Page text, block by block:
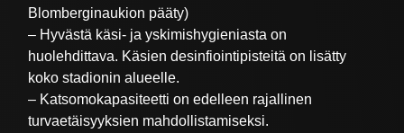
Blomberginaukion pääty)
– Hyvästä käsi- ja yskimishygieniasta on
huolehdittava. Käsien desinfiointipisteitä on lisätty
koko stadionin alueelle.
– Katsomokapasiteetti on edelleen rajallinen
turvaetäisyyksien mahdollistamiseksi.